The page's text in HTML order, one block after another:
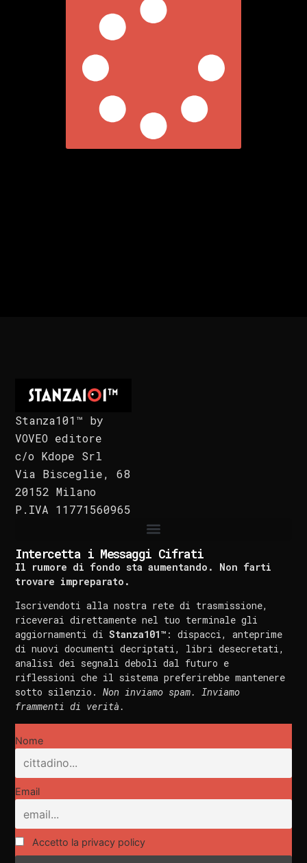
Stanza101™ by
VOVEO editore
c/o Kdope Srl
Via Bisceglie, 68
20152 Milano
P.IVA 11771560965
Intercetta i Messaggi Cifrati
Il rumore di fondo sta aumentando. Non farti
trovare impreparato.
Iscrivendoti alla nostra rete di trasmissione,
riceverai direttamente nel tuo terminale gli
aggiornamenti diStanza101™ : dispacci, anteprime
di nuovi documenti decriptati, libri desecretati,
analisi dei segnali deboli dal futuro e
riflessioni che il sistema preferirebbe mantenere
sotto silenzio.Non inviamo spam. Inviamo
frammenti di verità.
Nome
Email
Accetto la privacy policy